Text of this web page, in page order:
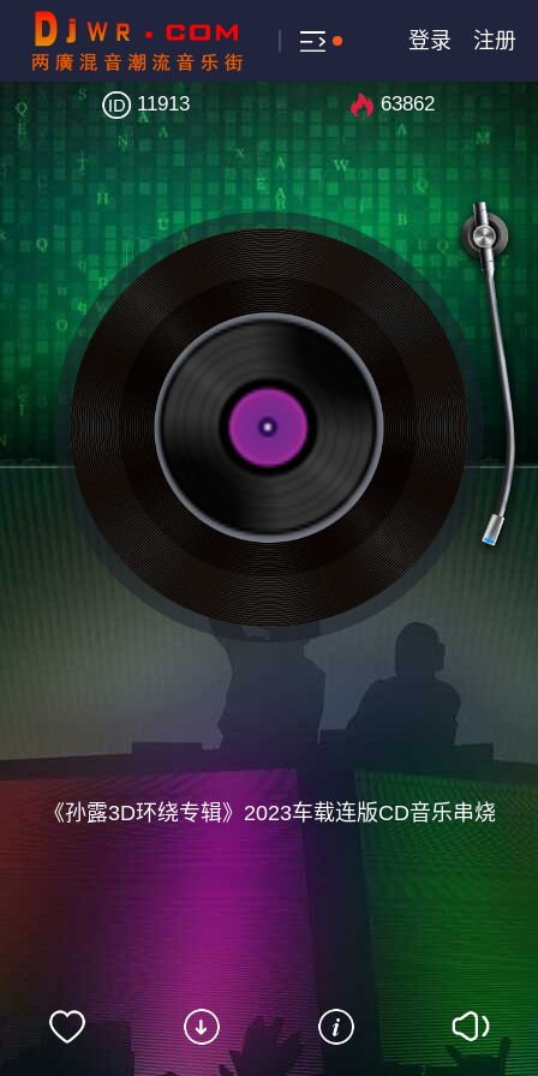
登录 注册
《孙露3D环绕专辑》2023车载连版CD音乐串烧
11913 63862